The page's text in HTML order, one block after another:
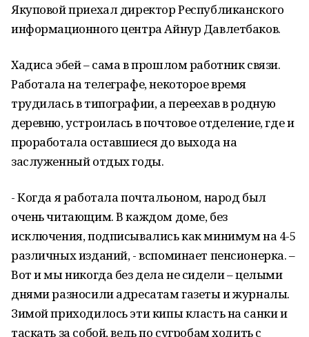
Якуповой приехал директор Республиканского
информационного центра Айнур Давлетбаков.
Хадиса эбей – сама в прошлом работник связи.
Работала на телеграфе, некоторое время
трудилась в типографии, а переехав в родную
деревню, устроилась в почтовое отделение, где и
проработала оставшиеся до выхода на
заслуженный отдых годы.
- Когда я работала почтальоном, народ был
очень читающим. В каждом доме, без
исключения, подписывались как минимум на 4-5
различных изданий, - вспоминает пенсионерка. –
Вот и мы никогда без дела не сидели – целыми
днями разносили адресатам газеты и журналы.
Зимой приходилось эти кипы класть на санки и
таскать за собой, ведь по сугробам ходить с